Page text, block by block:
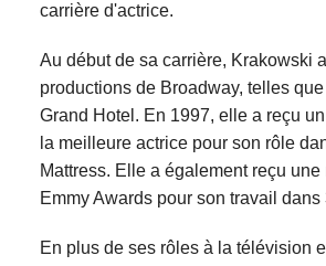
carrière d'actrice.
Au début de sa carrière, Krakowski
productions de Broadway, telles
Grand Hotel. En 1997, elle a reçu
la meilleure actrice pour son rôle
Mattress. Elle a également reçu
Emmy Awards pour son travail dans
En plus de ses rôles à la télévision